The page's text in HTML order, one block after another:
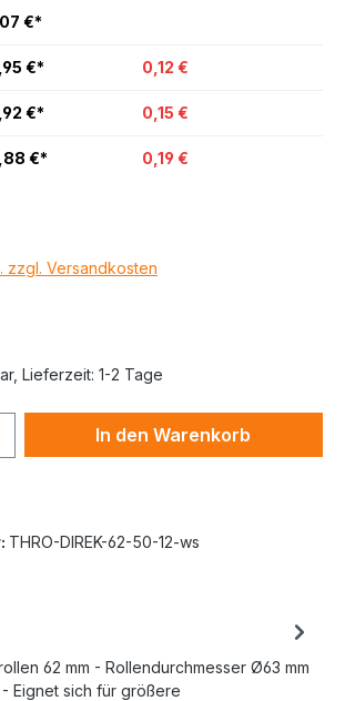
€*
€* 0,12 €
€* 0,15 €
€* 0,19 €
zzgl. Versandkosten
Lieferzeit: 1-2 Tage
In den Warenkorb
THRO-DIREK-62-50-12-ws
62 mm - Rollendurchmesser Ø63 mm
Eignet sich für größere